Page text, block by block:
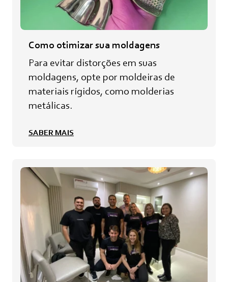
Como otimizar sua moldagens
Para evitar distorções em suas
moldagens, opte por moldeiras de
materiais rígidos, como molderias
metálicas.
SABER MAIS